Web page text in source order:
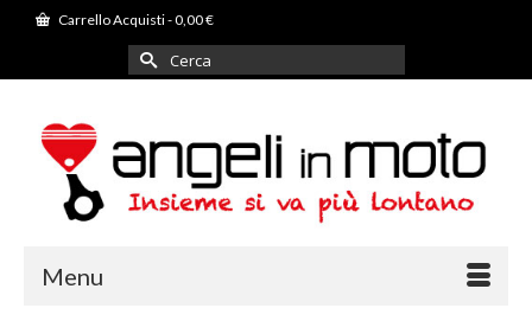
Carrello Acquisti-0,00€
Cerca
per:
Menu